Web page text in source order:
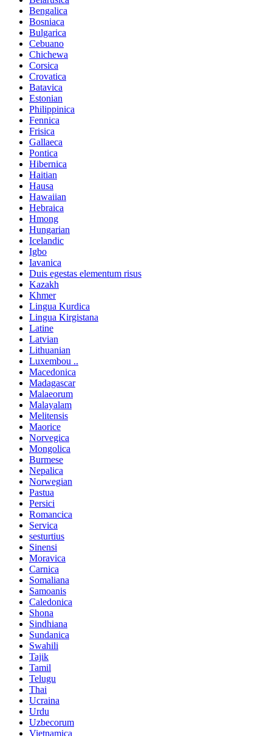
Bengalica
Bosniaca
Bulgarica
Cebuano
Chichewa
Corsica
Crovatica
Batavica
Estonian
Philippinica
Fennica
Frisica
Gallaeca
Pontica
Hibernica
Haitian
Hausa
Hawaiian
Hebraica
Hmong
Hungarian
Icelandic
Igbo
Iavanica
Duis egestas elementum risus
Kazakh
Khmer
Lingua Kurdica
Lingua Kirgistana
Latine
Latvian
Lithuanian
Luxembou ..
Macedonica
Madagascar
Malaeorum
Malayalam
Melitensis
Maorice
Norvegica
Mongolica
Burmese
Nepalica
Norwegian
Pastua
Persici
Romancica
Servica
sesturtius
Sinensi
Moravica
Carnica
Somaliana
Samoanis
Caledonica
Shona
Sindhiana
Sundanica
Swahili
Tajik
Tamil
Telugu
Thai
Ucraina
Urdu
Uzbecorum
Vietnamica